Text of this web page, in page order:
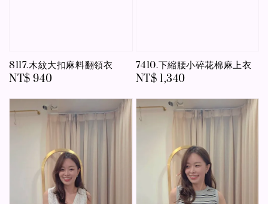
8117.木紋大扣麻料翻領衣
Regular
NT$ 940
7410.下縮腰小碎花棉麻上衣
Regular
NT$ 1,340